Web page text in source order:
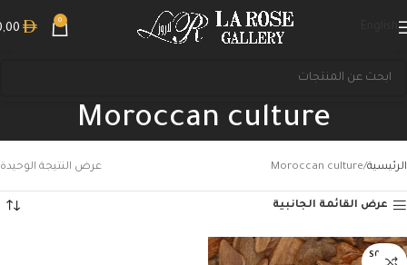
0
Moroccan culture
الرئيسية Moroccan culture عرض النتيجة الوحيدة
عرض القائمة الجانبية
SOLD O